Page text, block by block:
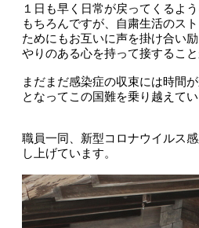
１日も早く日常が戻ってくるよ
もちろんですが、自粛生活のス
ためにもお互いに声を掛け合い
やりのある心を持って接すること
まだまだ感染症の収束には時間
となってこの国難を乗り越えてい
職員一同、新型コロナウイルス
し上げています。